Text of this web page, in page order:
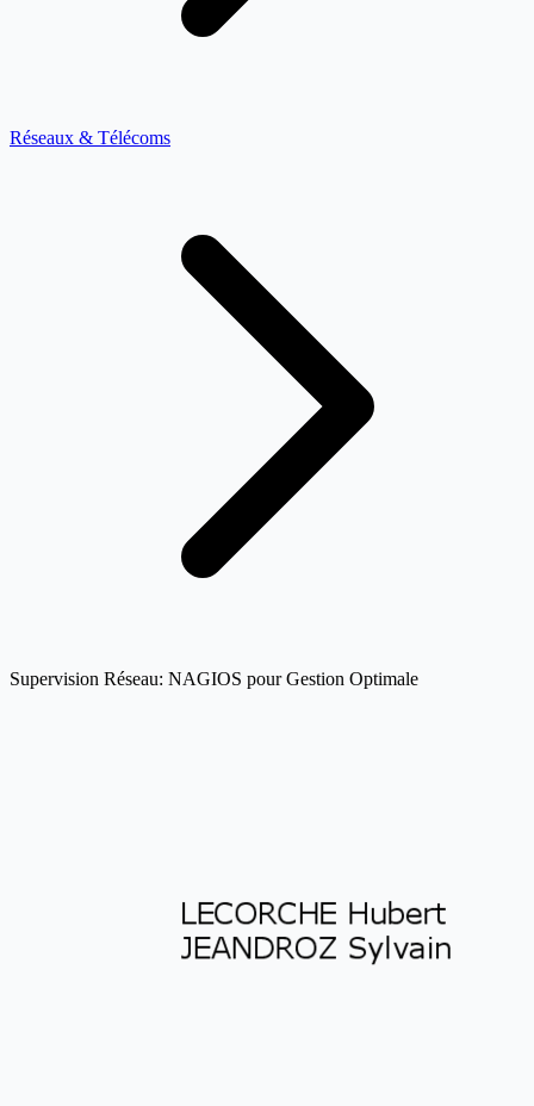
Réseaux & Télécoms
Supervision Réseau: NAGIOS pour Gestion Optimale